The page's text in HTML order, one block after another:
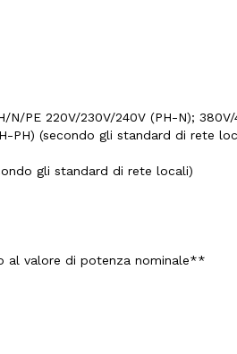
PE 220V/230V/240V (PH-N);
PH) (secondo gli standard di rete
gli standard di rete locali)
al valore di potenza nominale**